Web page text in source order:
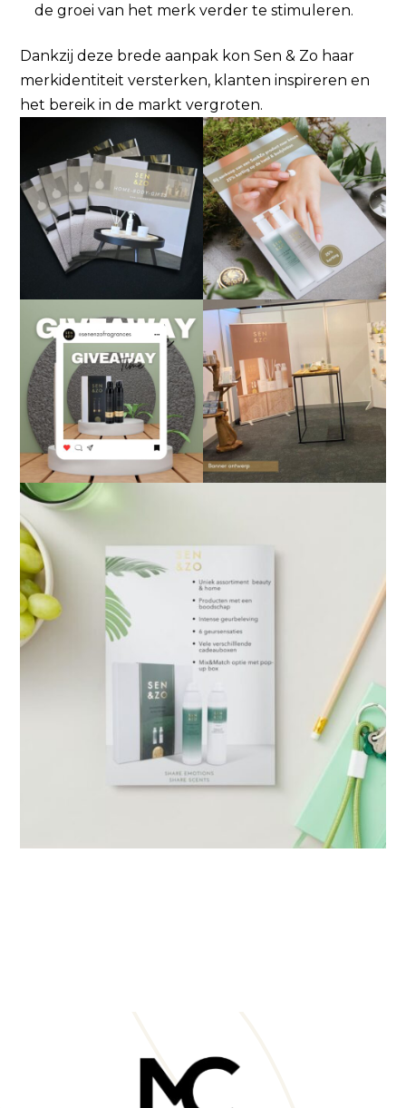
de groei van het merk verder te stimuleren.
Dankzij deze brede aanpak kon Sen & Zo haar
merkidentiteit versterken, klanten inspireren en
het bereik in de markt vergroten.